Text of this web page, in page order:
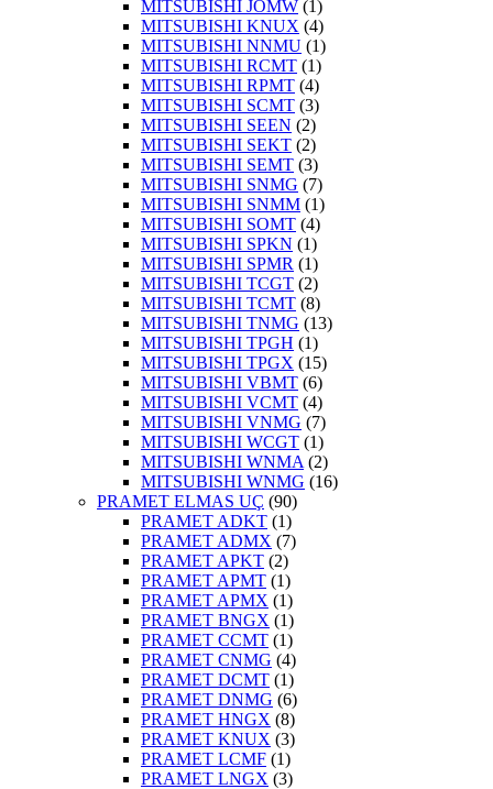
MITSUBISHI JOMW (1)
MITSUBISHI KNUX (4)
MITSUBISHI NNMU (1)
MITSUBISHI RCMT (1)
MITSUBISHI RPMT (4)
MITSUBISHI SCMT (3)
MITSUBISHI SEEN (2)
MITSUBISHI SEKT (2)
MITSUBISHI SEMT (3)
MITSUBISHI SNMG (7)
MITSUBISHI SNMM (1)
MITSUBISHI SOMT (4)
MITSUBISHI SPKN (1)
MITSUBISHI SPMR (1)
MITSUBISHI TCGT (2)
MITSUBISHI TCMT (8)
MITSUBISHI TNMG (13)
MITSUBISHI TPGH (1)
MITSUBISHI TPGX (15)
MITSUBISHI VBMT (6)
MITSUBISHI VCMT (4)
MITSUBISHI VNMG (7)
MITSUBISHI WCGT (1)
MITSUBISHI WNMA (2)
MITSUBISHI WNMG (16)
PRAMET ELMAS UÇ (90)
PRAMET ADKT (1)
PRAMET ADMX (7)
PRAMET APKT (2)
PRAMET APMT (1)
PRAMET APMX (1)
PRAMET BNGX (1)
PRAMET CCMT (1)
PRAMET CNMG (4)
PRAMET DCMT (1)
PRAMET DNMG (6)
PRAMET HNGX (8)
PRAMET KNUX (3)
PRAMET LCMF (1)
PRAMET LNGX (3)